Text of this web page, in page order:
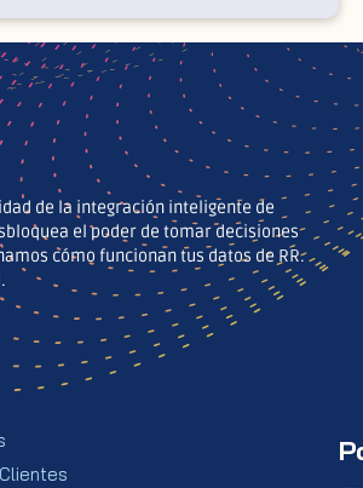
de la integración inteligente de
el poder de tomar decisiones
cómo funcionan tus datos de RR.